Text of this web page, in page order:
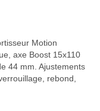
Motion
axe Boost 15x110
44 mm. Ajustements
rebond,